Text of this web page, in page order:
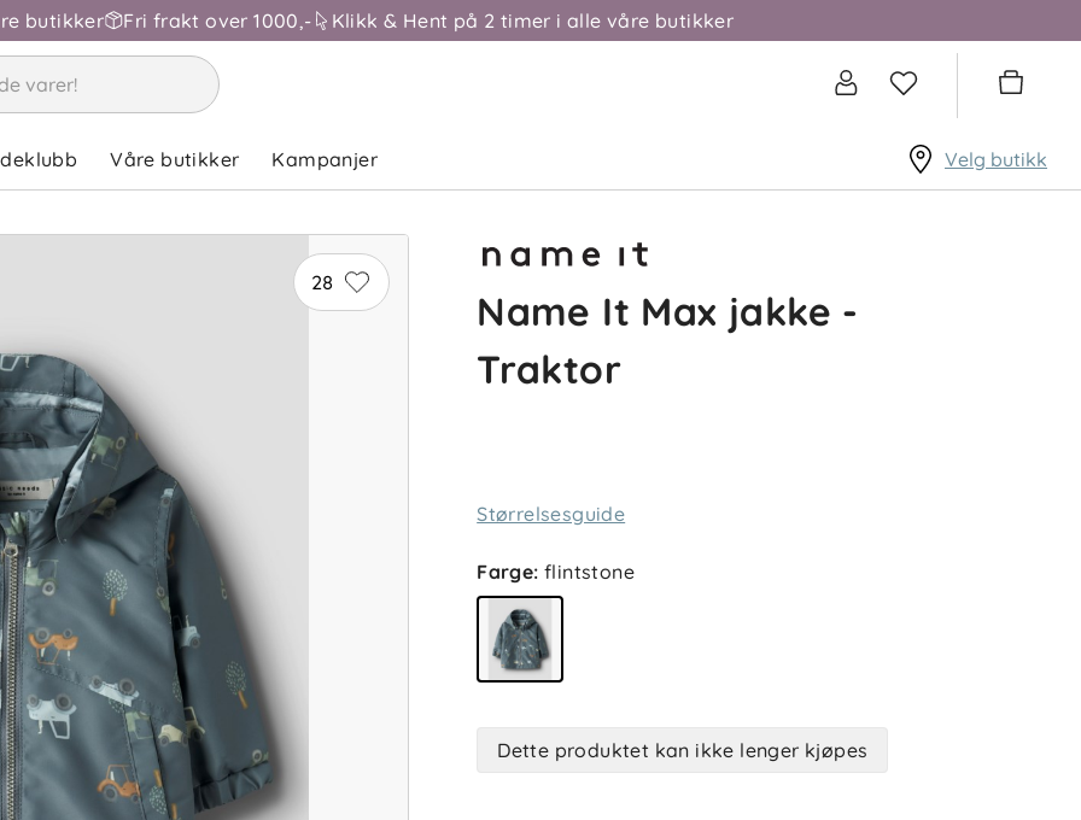
butikker Fri frakt over 1000,- Klikk & Hent på 2 timer i alle våre butikker
Våre butikker Kampanjer Velg butikk
28
Name It Max jakke -
Traktor
Størrelsesguide
Farge: flintstone
Dette produktet kan ikke lenger kjøpes